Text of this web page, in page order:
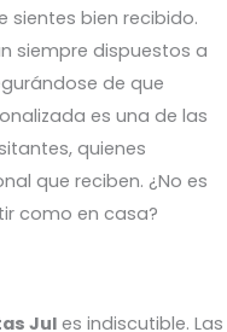
sientes bien recibido.
siempre dispuestos a
de que
es una de las
quienes
que reciben. ¿No es
como en casa?
Jules indiscutible. Las